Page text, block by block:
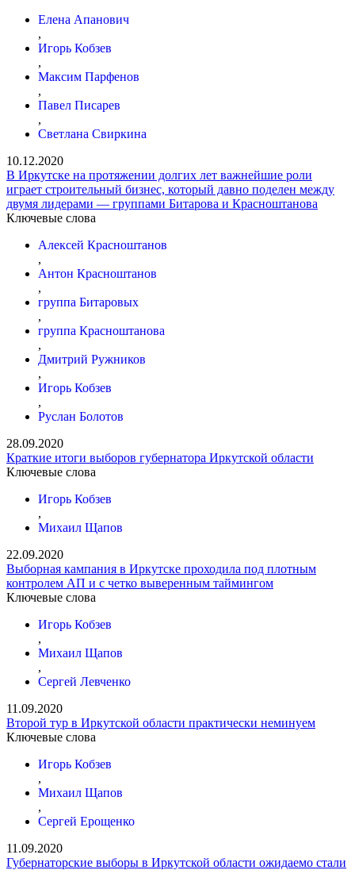
Елена Апанович
,
Игорь Кобзев
,
Максим Парфенов
,
Павел Писарев
,
Светлана Свиркина
10.12.2020
В Иркутске на протяжении долгих лет важнейшие роли
играет строительный бизнес, который давно поделен между
двумя лидерами — группами Битарова и Красноштанова
Ключевые слова
Алексей Красноштанов
,
Антон Красноштанов
,
группа Битаровых
,
группа Красноштанова
,
Дмитрий Ружников
,
Игорь Кобзев
,
Руслан Болотов
28.09.2020
Краткие итоги выборов губернатора Иркутской области
Ключевые слова
Игорь Кобзев
,
Михаил Щапов
22.09.2020
Выборная кампания в Иркутске проходила под плотным
контролем АП и с четко выверенным таймингом
Ключевые слова
Игорь Кобзев
,
Михаил Щапов
,
Сергей Левченко
11.09.2020
Второй тур в Иркутской области практически неминуем
Ключевые слова
Игорь Кобзев
,
Михаил Щапов
,
Сергей Ерощенко
11.09.2020
Губернаторские выборы в Иркутской области ожидаемо стали